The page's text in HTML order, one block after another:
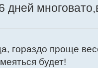
дней
гораздо проще
будет!